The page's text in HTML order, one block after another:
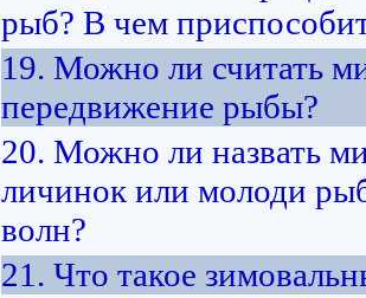
рыб? В чем
19. Можно ли считать
передвижение рыбы?
20. Можно ли назвать
личинок или молоди
волн?
21. Что такое